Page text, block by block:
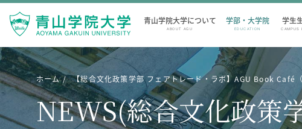
青山学院大学について
ABOUT AGU
学部・大学院
EDUCATION
学生
CAMPUS
ホーム 【総合文化政策学部 フェアトレード・ラボ】AGU Book Café
NEWS(総合文化政策